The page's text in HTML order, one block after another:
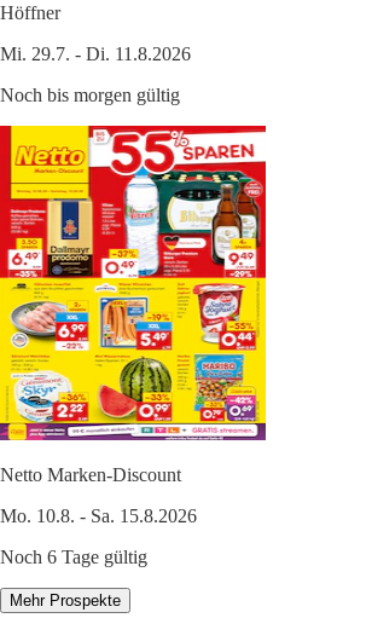
Höffner
Mi. 29.7. - Di. 11.8.2026
Noch bis morgen gültig
Netto Marken-Discount
Mo. 10.8. - Sa. 15.8.2026
Noch 6 Tage gültig
Mehr Prospekte